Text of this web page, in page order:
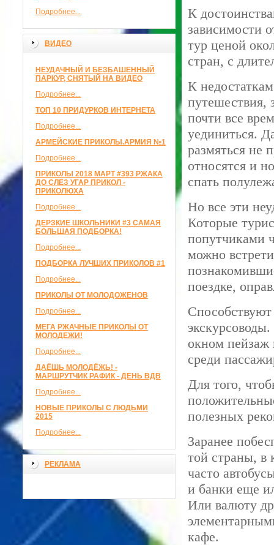
Подробнее...
ВИДЕО
НЕУДАЧНЫЙ И БЕЗБАШЕННЫЙ
ПАРКУР, СНЯТЫЙ НА ВИДЕО
Подробнее...
ТОП 10 ПРИДУРКОВ ИНТЕРНЕТА
Подробнее...
АРМЕЙСКИЕ ПРИКОЛЫ.АРМИЯ №1
Подробнее...
ПРИКОЛЫ 2018 МАРТ #393 РЖАКА
ДО СЛЕЗ УГАР ПРИКОЛ -
ПРИКОЛЮХА
Подробнее...
ДЕРЗКИЕ ШКОЛЬНИКИ #3 САМАЯ
БОЛЬШАЯ ПОДБОРКА!
Подробнее...
ПОДБОРКА ЛУЧШИХ ПРИКОЛОВ #1
Подробнее...
ПРИКОЛЫ ОТ МОЛОДОЖЕНОВ
Подробнее...
МЕГА РЖАЧНЫЕ ПРИКОЛЫ ОТ
МОЛОДЕЖИ!
Подробнее...
ДАЁШЬ МОЛОДЁЖЬ! -
МАРШРУТЧИК РАФИК - ДЕНЬ ВДВ
Подробнее...
НОВЫЕ ПРИКОЛЫ С ЛЮДЬМИ
2015
Подробнее...
РЕКЛАМА
К
зависимости
тур ценой
стран, с
К
путешествия,
почти все
уединиться.
размяться не
относятся и
спать
Но все эти
Которые
попутчиками
можно
поездке,
окном пейзаж
среди
Для того,
полезных
Заранее
той страны, в
часто
и банки еще
Или валюту
кафе.